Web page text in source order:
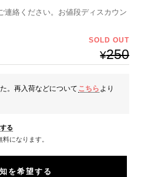
連絡ください。お値段ディスカウン
SOLD OUT
¥250
。再入荷などについて こちら より
る
料になります。
を希望する